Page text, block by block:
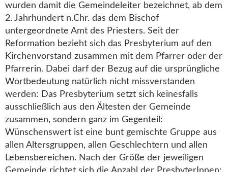
wurden damit die Gemeindeleiter bezeichnet, ab dem
2. Jahrhundert n.Chr. das dem Bischof
untergeordnete Amt des Priesters. Seit der
Reformation bezieht sich das Presbyterium auf den
Kirchenvorstand zusammen mit dem Pfarrer oder der
Pfarrerin. Dabei darf der Bezug auf die ursprüngliche
Wortbedeutung natürlich nicht missverstanden
werden: Das Presbyterium setzt sich keinesfalls
ausschließlich aus den Ältesten der Gemeinde
zusammen, sondern ganz im Gegenteil:
Wünschenswert ist eine bunt gemischte Gruppe aus
allen Altersgruppen, allen Geschlechtern und allen
Lebensbereichen. Nach der Größe der jeweiligen